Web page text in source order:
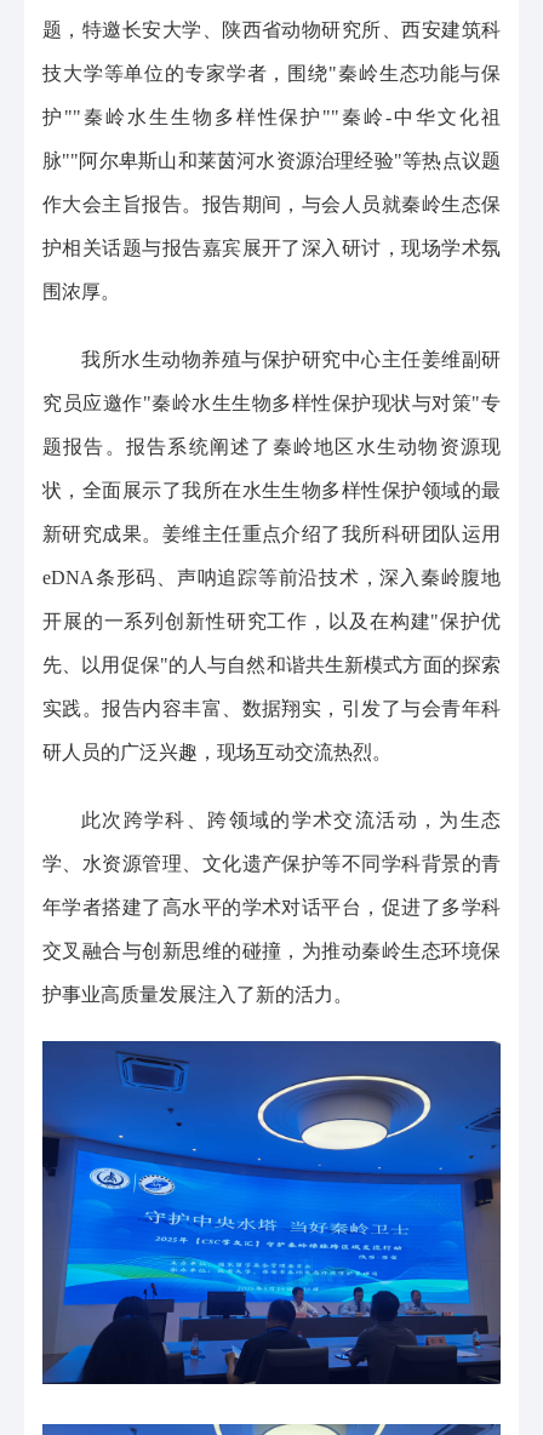
题，特邀长安大学、陕西省动物研究所、西安建筑科
技大学等单位的专家学者，围绕"秦岭生态功能与保
护""秦岭水生生物多样性保护""秦岭-中华文化祖
脉""阿尔卑斯山和莱茵河水资源治理经验"等热点议题
作大会主旨报告。报告期间，与会人员就秦岭生态保
护相关话题与报告嘉宾展开了深入研讨，现场学术氛
围浓厚。
我所水生动物养殖与保护研究中心主任姜维副研
究员应邀作"秦岭水生生物多样性保护现状与对策"专
题报告。报告系统阐述了秦岭地区水生动物资源现
状，全面展示了我所在水生生物多样性保护领域的最
新研究成果。姜维主任重点介绍了我所科研团队运用
eDNA条形码、声呐追踪等前沿技术，深入秦岭腹地
开展的一系列创新性研究工作，以及在构建"保护优
先、以用促保"的人与自然和谐共生新模式方面的探索
实践。报告内容丰富、数据翔实，引发了与会青年科
研人员的广泛兴趣，现场互动交流热烈。
此次跨学科、跨领域的学术交流活动，为生态
学、水资源管理、文化遗产保护等不同学科背景的青
年学者搭建了高水平的学术对话平台，促进了多学科
交叉融合与创新思维的碰撞，为推动秦岭生态环境保
护事业高质量发展注入了新的活力。